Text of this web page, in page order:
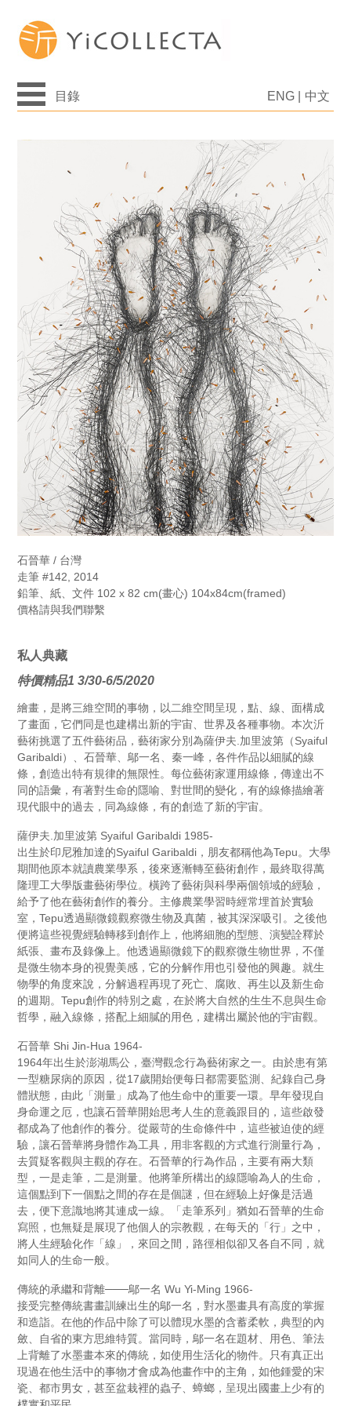
目錄 ENG 中文
石晉華 / 台灣
走筆 #142, 2014
鉛筆、紙、文件 102 x 82 cm(畫心) 104x84cm(framed)
價格請與我們聯繫
私人典藏
特價精品1 3/30-6/5/2020
繪畫，是將三維空間的事物，以二維空間呈現，點、線、面構成
了畫面，它們同是也建構出新的宇宙、世界及各種事物。本次沂
藝術挑選了五件藝術品，藝術家分別為薩伊夫.加里波第（Syaiful
Garibaldi）、石晉華、鄔一名、秦一峰，各件作品以細膩的線
條，創造出特有規律的無限性。每位藝術家運用線條，傳達出不
同的語彙，有著對生命的隱喻、對世間的變化，有的線條描繪著
現代眼中的過去，同為線條，有的創造了新的宇宙。
薩伊夫.加里波第 Syaiful Garibaldi 1985-
出生於印尼雅加達的Syaiful Garibaldi，朋友都稱他為Tepu。大學
期間他原本就讀農業學系，後來逐漸轉至藝術創作，最終取得萬
隆理工大學版畫藝術學位。橫跨了藝術與科學兩個領域的經驗，
給予了他在藝術創作的養分。主修農業學習時經常埋首於實驗
室，Tepu透過顯微鏡觀察微生物及真菌，被其深深吸引。之後他
便將這些視覺經驗轉移到創作上，他將細胞的型態、演變詮釋於
紙張、畫布及錄像上。他透過顯微鏡下的觀察微生物世界，不僅
是微生物本身的視覺美感，它的分解作用也引發他的興趣。就生
物學的角度來說，分解過程再現了死亡、腐敗、再生以及新生命
的週期。Tepu創作的特別之處，在於將大自然的生生不息與生命
哲學，融入線條，搭配上細膩的用色，建構出屬於他的宇宙觀。
石晉華 Shi Jin-Hua 1964-
1964年出生於澎湖馬公，臺灣觀念行為藝術家之一。由於患有第
一型糖尿病的原因，從17歲開始便每日都需要監測、紀錄自己身
體狀態，由此「測量」成為了他生命中的重要一環。早年發現自
身命運之厄，也讓石晉華開始思考人生的意義跟目的，這些啟發
都成為了他創作的養分。從嚴苛的生命條件中，這些被迫使的經
驗，讓石晉華將身體作為工具，用非客觀的方式進行測量行為，
去質疑客觀與主觀的存在。石晉華的行為作品，主要有兩大類
型，一是走筆，二是測量。他將筆所構出的線隱喻為人的生命，
這個點到下一個點之間的存在是個謎，但在經驗上好像是活過
去，便下意識地將其連成一線。「走筆系列」猶如石晉華的生命
寫照，也無疑是展現了他個人的宗教觀，在每天的「行」之中，
將人生經驗化作「線」，來回之間，路徑相似卻又各自不同，就
如同人的生命一般。
傳統的承繼和背離───鄔一名 Wu Yi-Ming 1966-
接受完整傳統書畫訓練出生的鄔一名，對水墨畫具有高度的掌握
和造詣。在他的作品中除了可以體現水墨的含蓄柔軟，典型的內
斂、自省的東方思維特質。當同時，鄔一名在題材、用色、筆法
上背離了水墨畫本來的傳統，如使用生活化的物件。只有真正出
現過在他生活中的事物才會成為他畫作中的主角，如他鍾愛的宋
瓷、都市男女，甚至盆栽裡的蟲子、蟑螂，呈現出國畫上少有的